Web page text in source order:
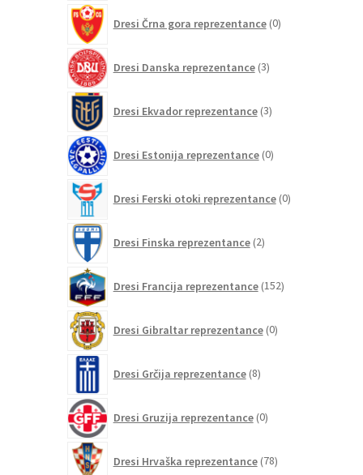
Dresi Črna gora reprezentance 0izdelkov
Dresi Danska reprezentance 3izdelki
Dresi Ekvador reprezentance 3izdelki
Dresi Estonija reprezentance 0izdelkov
Dresi Ferski otoki reprezentance 0izdelkov
Dresi Finska reprezentance 2izdelka
Dresi Francija reprezentance 152izdelkov
Dresi Gibraltar reprezentance 0izdelkov
Dresi Grčija reprezentance 8izdelkov
Dresi Gruzija reprezentance 0izdelkov
Dresi Hrvaška reprezentance 78izdelkov